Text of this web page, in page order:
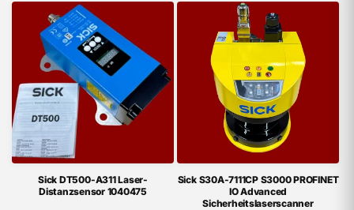
Sick DT500-A311 Laser-
Distanzsensor 1040475
Sick S30A-7111CP S3000 PROFINET
IO Advanced
Sicherheitslaserscanner